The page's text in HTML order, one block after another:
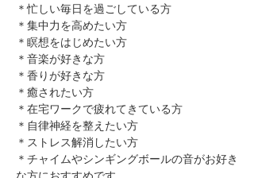
＊忙しい毎日を過ごしている方
＊集中力を高めたい方
＊瞑想をはじめたい方
​＊音楽が好きな方
​＊香りが好きな方
​＊癒されたい方
＊在宅ワークで疲れてきている方
＊自律神経を整えたい方
​＊ストレス解消したい方
＊チャイムやシンギングボールの音がお好き